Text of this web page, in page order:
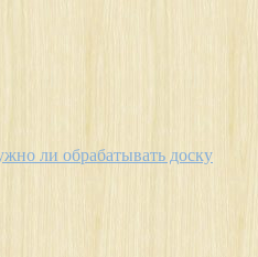
ли обрабатывать доску